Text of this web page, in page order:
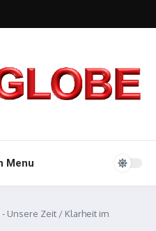
Menu
- Unsere Zeit / Klarheit im